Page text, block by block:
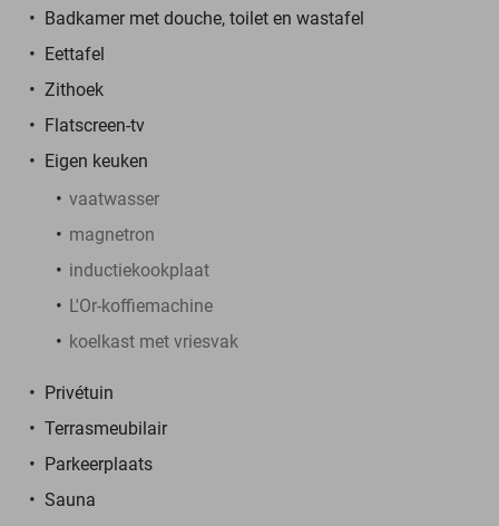
Badkamer met douche, toilet en wastafel
Eettafel
Zithoek
Flatscreen-tv
Eigen keuken
vaatwasser
magnetron
inductiekookplaat
L'Or-koffiemachine
koelkast met vriesvak
Privétuin
Terrasmeubilair
Parkeerplaats
Sauna